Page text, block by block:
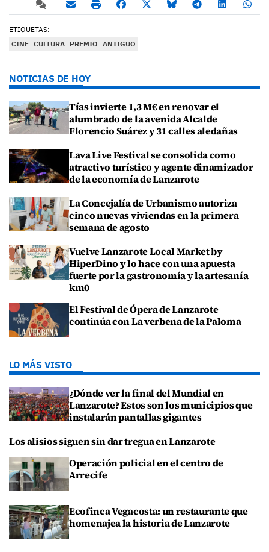
ETIQUETAS:
CINE CULTURA PREMIO ANTIGUO
NOTICIAS DE HOY
Tías invierte 1,3 M€ en renovar el
alumbrado de la avenida Alcalde
Florencio Suárez y 31 calles aledañas
Lava Live Festival se consolida como
atractivo turístico y agente dinamizador
de la economía de Lanzarote
La Concejalía de Urbanismo autoriza
cinco nuevas viviendas en la primera
semana de agosto
Vuelve Lanzarote Local Market by
HiperDino y lo hace con una apuesta
fuerte por la gastronomía y la artesanía
km0
El Festival de Ópera de Lanzarote
continúa con La verbena de la Paloma
LO MÁS VISTO
¿Dónde ver la final del Mundial en
Lanzarote? Estos son los municipios que
instalarán pantallas gigantes
Los alisios siguen sin dar tregua en Lanzarote
Operación policial en el centro de
Arrecife
Ecofinca Vegacosta: un restaurante que
homenajea la historia de Lanzarote